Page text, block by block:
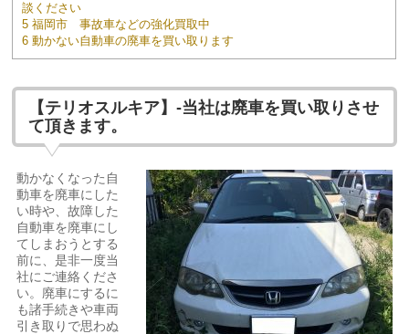
談ください
5 福岡市 事故車などの強化買取中
6 動かない自動車の廃車を買い取ります
【テリオスルキア】-当社は廃車を買い取りさせ
て頂きます。
動かなくなった自
動車を廃車にした
い時や、故障した
自動車を廃車にし
てしまおうとする
前に、是非一度当
社にご連絡くださ
い。廃車にするに
も諸手続きや車両
引き取りで思わぬ